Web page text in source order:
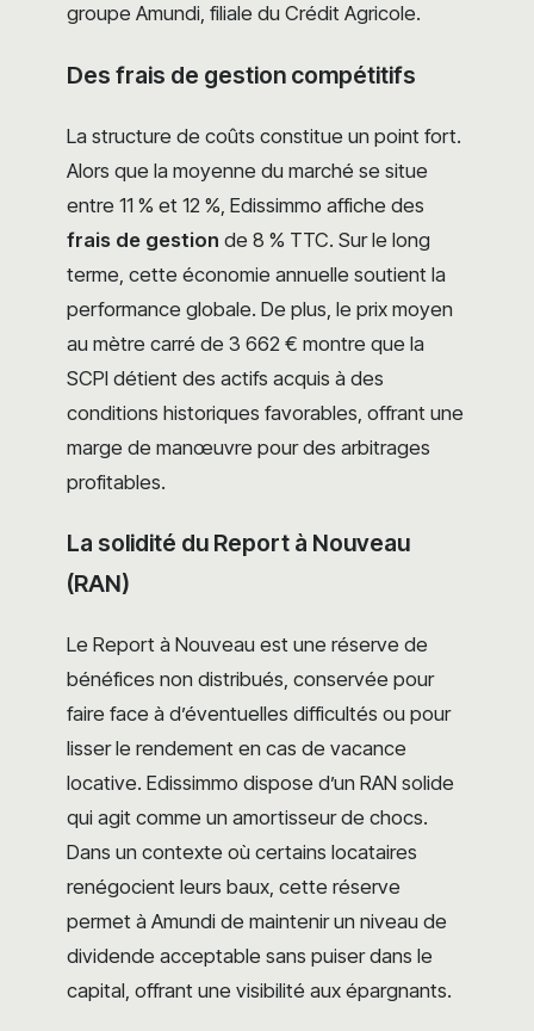
groupe Amundi, filiale du Crédit Agricole.
Des frais de gestion compétitifs
La structure de coûts constitue un point fort.
Alors que la moyenne du marché se situe
entre 11 % et 12 %, Edissimmo affiche des
frais de gestion de 8 % TTC. Sur le long
terme, cette économie annuelle soutient la
performance globale. De plus, le prix moyen
au mètre carré de 3 662 € montre que la
SCPI détient des actifs acquis à des
conditions historiques favorables, offrant une
marge de manœuvre pour des arbitrages
profitables.
La solidité du Report à Nouveau
(RAN)
Le Report à Nouveau est une réserve de
bénéfices non distribués, conservée pour
faire face à d’éventuelles difficultés ou pour
lisser le rendement en cas de vacance
locative. Edissimmo dispose d’un RAN solide
qui agit comme un amortisseur de chocs.
Dans un contexte où certains locataires
renégocient leurs baux, cette réserve
permet à Amundi de maintenir un niveau de
dividende acceptable sans puiser dans le
capital, offrant une visibilité aux épargnants.